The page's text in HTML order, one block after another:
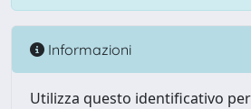
Informazioni
Utilizza questo identificativo